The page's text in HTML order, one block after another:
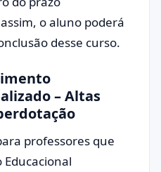
o aluno poderá
desse curso.
– Altas
professores que